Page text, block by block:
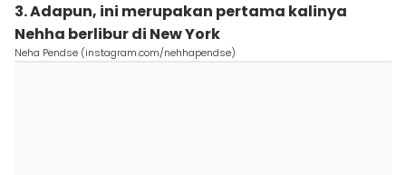
3. Adapun, ini merupakan pertama kalinya
Nehha berlibur di New York
Neha Pendse (instagram.com/nehhapendse)